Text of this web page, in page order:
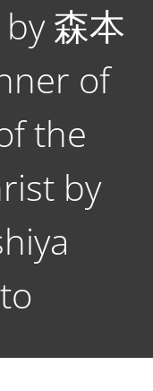
森本
of
the
by